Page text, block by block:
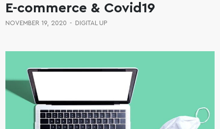
E-commerce & Covid19
NOVEMBER 19, 2020 - DIGITAL UP